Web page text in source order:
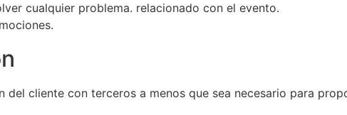
cualquier problema. relacionado con el evento.
cliente con terceros a menos que sea necesario para